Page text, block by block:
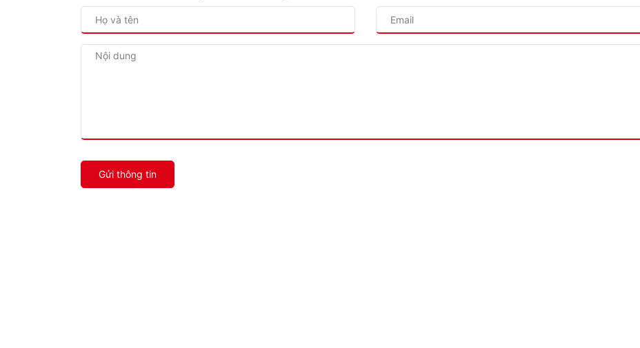
Gửi thông tin